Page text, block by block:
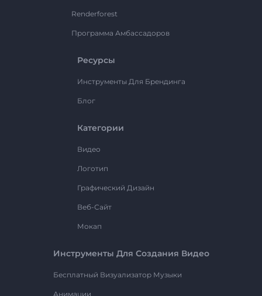
Renderforest
Программа Амбассадоров
Ресурсы
Инструменты Для Брендинга
Блог
Категории
Видео
Логотип
Графический Дизайн
Веб-Сайт
Мокап
Инструменты Для Создания Видео
Бесплатный Визуализатор Музыки
Анимации